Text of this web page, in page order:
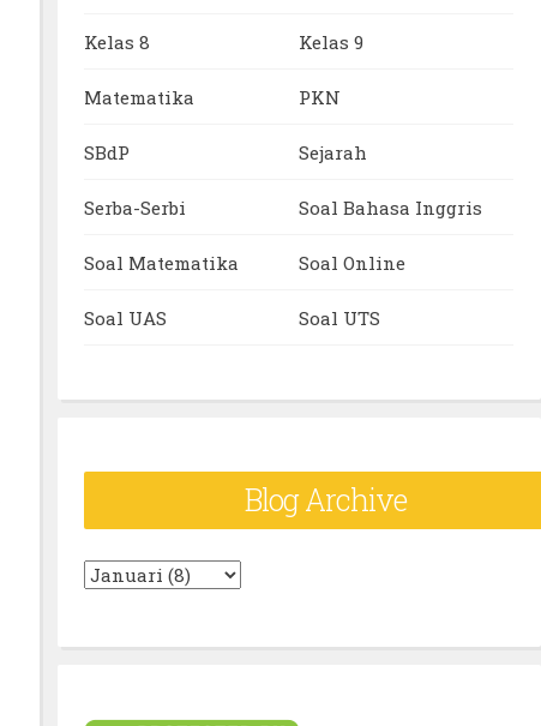
Kelas 8 Kelas 9
Matematika PKN
SBdP Sejarah
Serba-Serbi Soal Bahasa Inggris
Soal Matematika Soal Online
Soal UAS Soal UTS
Blog Archive